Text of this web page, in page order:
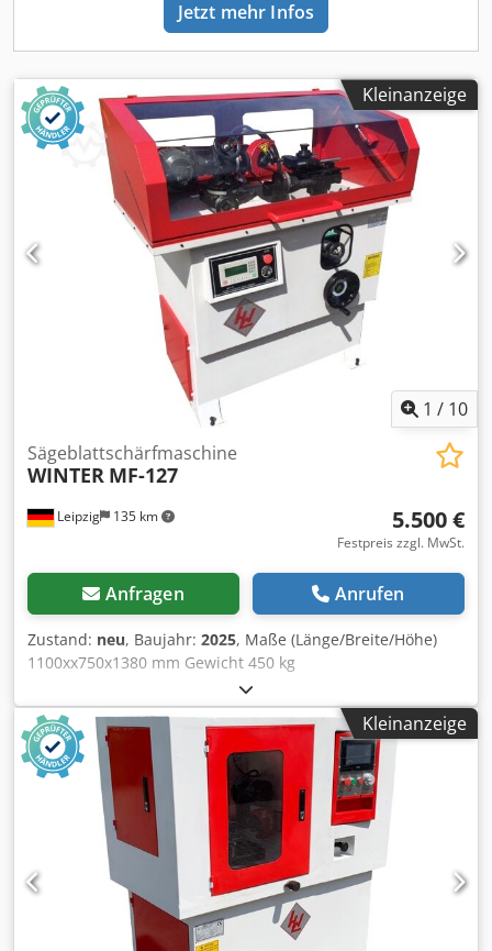
Jetzt mehr Infos
Kleinanzeige
1 / 10
Leipzig 135 km
Sägeblattschärfmaschine
WINTER MF-127
5.500 €
Festpreis zzgl. MwSt.
Anfragen Anrufen
Zustand: neu, Baujahr: 2025, Maße (Länge/Breite/Höhe)
1100xx750x1380 mm Gewicht 450 kg
Gesamtleistungsbedarf 0,5 kw Sägeblatt Schärfautomat
MF-127 - für Brust- und Rückenschliff Dsdpfx Aovz
Htnsdxewa - max. Sägeblattdurchmesser 630 mm -
Aufnahmeadapter Ø 20, 22, 25, 30, 50, 60 mm - Drehzahl
Schleifscheibe 3500 U/min - Motor 470 W / 400 V -
Diamantschleifscheibe Ø 125 x 16 x10 mm -
Schleifaggregat +/- 45° links und rechts verstellbar -
Schleifaggregat +/- 45° neigbar - Kühlmitteleinrichtung von
oben mittels Kunststoffgelenkschlauch verhindert ein
Überhitzen der Zähne - Halogenlampe mit verstellbarer
Halterung - gesamte Bedienung von der Vorderseite -
Abmessungen L=1100, B=750, H=1380 mm - Gewicht 450 kg
Kleinanzeige